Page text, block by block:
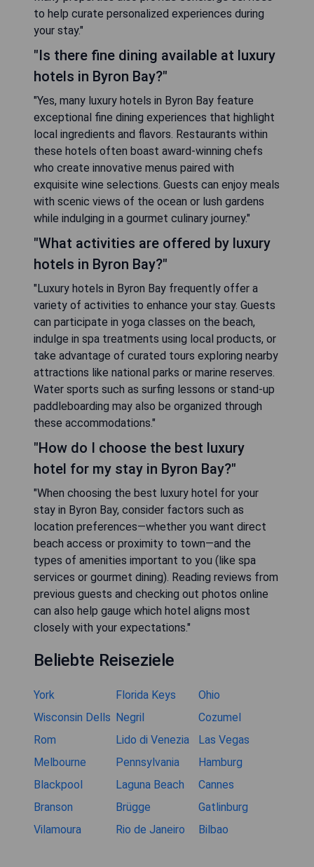
to help curate personalized experiences during
your stay."
"Is there fine dining available at luxury
hotels in Byron Bay?"
"Yes, many luxury hotels in Byron Bay feature
exceptional fine dining experiences that highlight
local ingredients and flavors. Restaurants within
these hotels often boast award-winning chefs
who create innovative menus paired with
exquisite wine selections. Guests can enjoy meals
with scenic views of the ocean or lush gardens
while indulging in a gourmet culinary journey."
"What activities are offered by luxury
hotels in Byron Bay?"
"Luxury hotels in Byron Bay frequently offer a
variety of activities to enhance your stay. Guests
can participate in yoga classes on the beach,
indulge in spa treatments using local products, or
take advantage of curated tours exploring nearby
attractions like national parks or marine reserves.
Water sports such as surfing lessons or stand-up
paddleboarding may also be organized through
these accommodations."
"How do I choose the best luxury
hotel for my stay in Byron Bay?"
"When choosing the best luxury hotel for your
stay in Byron Bay, consider factors such as
location preferences—whether you want direct
beach access or proximity to town—and the
types of amenities important to you (like spa
services or gourmet dining). Reading reviews from
previous guests and checking out photos online
can also help gauge which hotel aligns most
closely with your expectations."
Beliebte Reiseziele
York Florida Keys
Ohio
Wisconsin Dells Negril
Cozumel
Rom
Lido di Venezia
Las Vegas
Melbourne
Pennsylvania
Hamburg
Blackpool
Laguna Beach
Cannes
Branson
Brügge
Gatlinburg
Vilamoura
Rio de Janeiro Bilbao